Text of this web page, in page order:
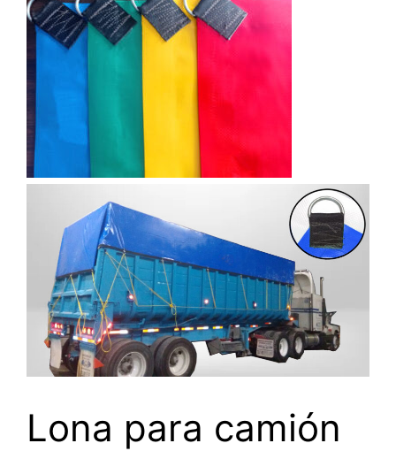
Lona para camión